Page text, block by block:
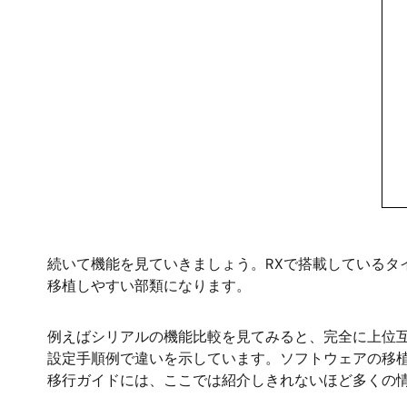
続いて機能を見ていきましょう。RXで搭載している
移植しやすい部類になります。
例えばシリアルの機能比較を見てみると、完全に上
設定手順例で違いを示しています。ソフトウェアの移
移行ガイドには、ここでは紹介しきれないほど多くの